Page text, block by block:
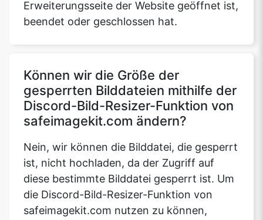
Erweiterungsseite der Website geöffnet ist,
beendet oder geschlossen hat.
Können wir die Größe der
gesperrten Bilddateien mithilfe der
Discord-Bild-Resizer-Funktion von
safeimagekit.com ändern?
Nein, wir können die Bilddatei, die gesperrt
ist, nicht hochladen, da der Zugriff auf
diese bestimmte Bilddatei gesperrt ist. Um
die Discord-Bild-Resizer-Funktion von
safeimagekit.com nutzen zu können,